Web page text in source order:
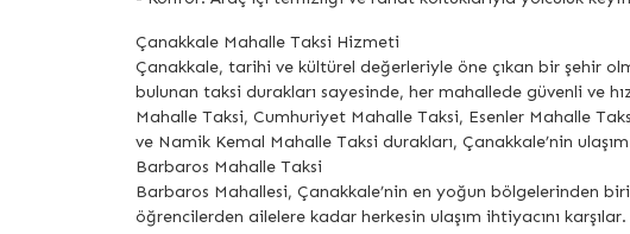
Çanakkale Mahalle Taksi Hizmeti
Çanakkale, tarihi ve kültürel değerleriyle öne çıkan bir şehir
bulunan taksi durakları sayesinde, her mahallede güvenli ve
Mahalle Taksi, Cumhuriyet Mahalle Taksi, Esenler Mahalle
ve Namik Kemal Mahalle Taksi durakları, Çanakkale’nin
Barbaros Mahalle Taksi
Barbaros Mahallesi, Çanakkale’nin en yoğun bölgelerinden
öğrencilerden ailelere kadar herkesin ulaşım ihtiyacını